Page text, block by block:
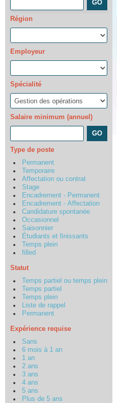
Région
Employeur
Spécialité
Salaire minimum (annuel)
Type de poste
Permanent
Temporaire
Affectation ou contrat
Stage
Encadrement - Permanent
Encadrement - Affectation
Candidature spontanée
Occasionnel
Saisonnier
Étudiants et finissants
Temps plein
filled
Statut
Temps partiel ou temps plein
Temps partiel
Temps plein
Liste de rappel
Permanent
Expérience requise
Sans
6 mois à 1 an
1 an
2 ans
3 ans
4 ans
5 ans
Plus de 5 ans